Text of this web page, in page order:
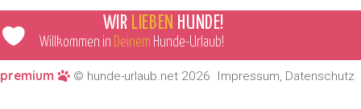
WIR LIEBEN HUNDE!
Willkommen in Deinem Hunde-Urlaub!
premium © hunde-urlaub.net 2026 Impressum, Datenschutz